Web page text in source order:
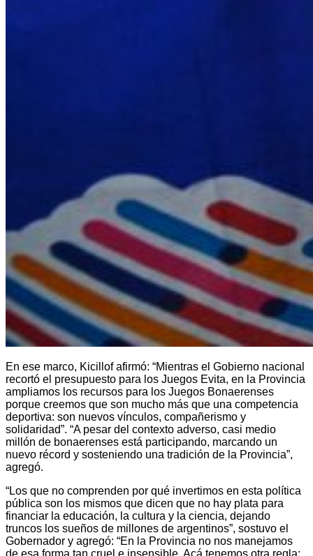
En ese marco, Kicillof afirmó: “Mientras el Gobierno nacional
recortó el presupuesto para los Juegos Evita, en la Provincia
ampliamos los recursos para los Juegos Bonaerenses
porque creemos que son mucho más que una competencia
deportiva: son nuevos vínculos, compañerismo y
solidaridad”. “A pesar del contexto adverso, casi medio
millón de bonaerenses está participando, marcando un
nuevo récord y sosteniendo una tradición de la Provincia”,
agregó.
“Los que no comprenden por qué invertimos en esta política
pública son los mismos que dicen que no hay plata para
financiar la educación, la cultura y la ciencia, dejando
truncos los sueños de millones de argentinos”, sostuvo el
Gobernador y agregó: “En la Provincia no nos manejamos
de esa forma tan cruel e insensible. Acá tenemos otra regla: